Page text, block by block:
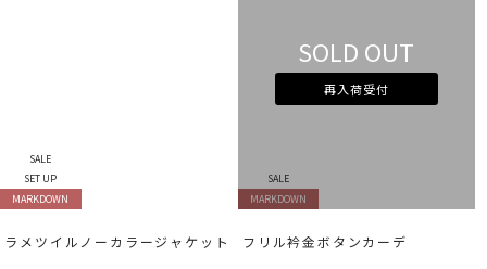
SALE
SET UP
MARKDOWN
ラメツイルノーカラージャケット
SOLD OUT
再入荷受付
SALE
MARKDOWN
フリル衿金ボタンカーデ